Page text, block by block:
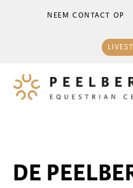
NEEM CONTACT OP
DE